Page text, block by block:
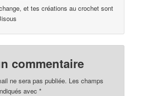
et tes créations au crochet sont
commentaire
ne sera pas publiée. Les champs
avec*